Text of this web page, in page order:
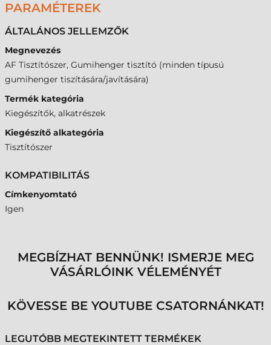
PARAMÉTEREK
ÁLTALÁNOS JELLEMZŐK
Megnevezés
AF Tisztítószer, Gumihenger tisztító (minden típusú
gumihenger tiszítására/javítására)
Termék kategória
Kiegészítők, alkatrészek
Kiegészítő alkategória
Tisztítószer
KOMPATIBILITÁS
Címkenyomtató
Igen
MEGBÍZHAT BENNÜNK! ISMERJE MEG
VÁSÁRLÓINK VÉLEMÉNYÉT
KÖVESSE BE YOUTUBE CSATORNÁNKAT!
LEGUTÓBB MEGTEKINTETT TERMÉKEK